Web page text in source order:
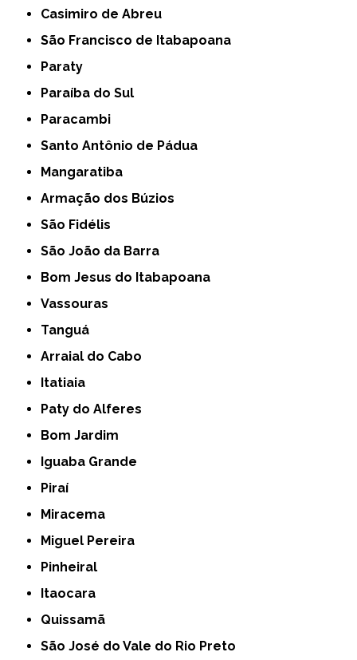
Casimiro de Abreu
São Francisco de Itabapoana
Paraty
Paraíba do Sul
Paracambi
Santo Antônio de Pádua
Mangaratiba
Armação dos Búzios
São Fidélis
São João da Barra
Bom Jesus do Itabapoana
Vassouras
Tanguá
Arraial do Cabo
Itatiaia
Paty do Alferes
Bom Jardim
Iguaba Grande
Piraí
Miracema
Miguel Pereira
Pinheiral
Itaocara
Quissamã
São José do Vale do Rio Preto